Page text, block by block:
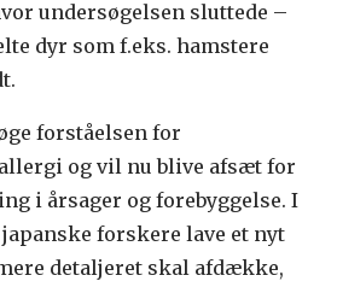
undersøgelsen sluttede –
dyr som f.eks. hamstere
forståelsen for
og vil nu blive afsæt for
i årsager og forebyggelse. I
forskere lave et nyt
detaljeret skal afdække,